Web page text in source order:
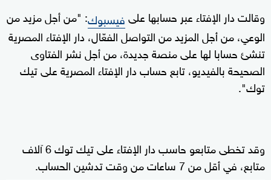
وقالت دار الإفتاء عبر حسابها علىفيسبوك: "من أجل مزيد من
الوعي، من أجل المزيد من التواصل الفعّال، دار الإفتاء المصرية
تنشئ حسابا لها على منصة جديدة، من أجل نشر الفتاوى
الصحيحة بالفيديو، تابع حساب دار الإفتاء المصرية على تيك
توك".
وقد تخطى متابعو حاسب دار الإفتاء على تيك توك 6 آلاف
متابع، في أقل من 7 ساعات من وقت تدشين الحساب.